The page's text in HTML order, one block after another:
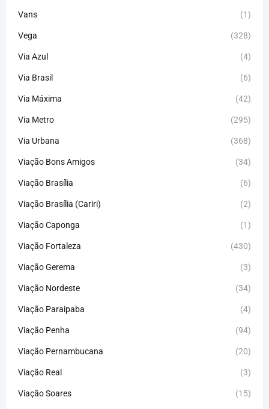
Vans (1)
Vega (328)
Via Azul (4)
Via Brasil (6)
Via Máxima (42)
Via Metro (295)
Via Urbana (368)
Viação Bons Amigos (34)
Viação Brasília (6)
Viação Brasília (Cariri) (2)
Viação Caponga (1)
Viação Fortaleza (430)
Viação Gerema (3)
Viação Nordeste (34)
Viação Paraipaba (4)
Viação Penha (94)
Viação Pernambucana (20)
Viação Real (3)
Viação Soares (15)